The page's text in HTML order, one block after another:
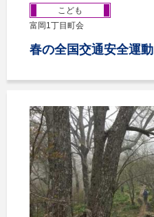
こども
富岡1丁目町会
春の全国交通安全運動